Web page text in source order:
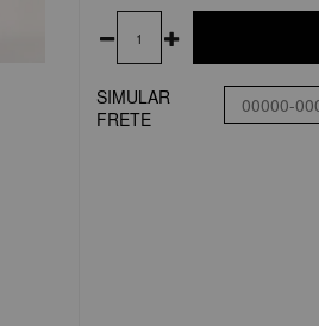
SIMULAR
FRETE